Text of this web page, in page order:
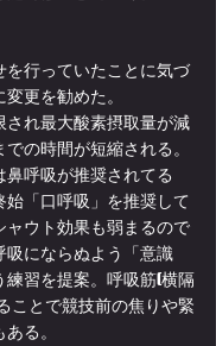
を行っていたことに気づ
更を勧めた。
され最大酸素摂取量が減
の時間が短縮される。
鼻呼吸が推奨されてる
始「口呼吸」を推奨して
ャウト効果も弱まるので
吸にならぬよう「意識
練習を提案。呼吸筋(横隔
ことで競技前の焦りや緊
る。